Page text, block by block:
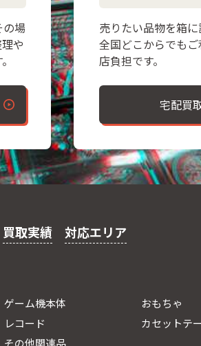
の場
や
売りたい品物を箱
全国どこからでも
店負担です。
宅配買
買取実績 対応エリア
ゲーム機本体 おもちゃ
レコード カセットテ